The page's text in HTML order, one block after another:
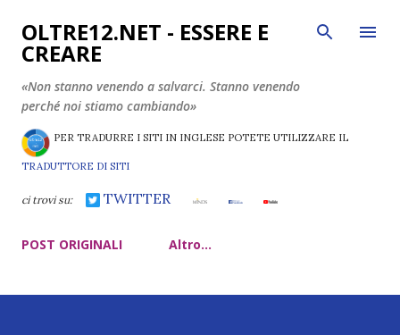
Passa ai contenuti principali
OLTRE12.NET - ESSERE E
CREARE
«Non stanno venendo a salvarci. Stanno venendo
perché noi stiamo cambiando»
PER TRADURRE I SITI IN INGLESE POTETE UTILIZZARE IL
TRADUTTORE DI SITI
ci trovi su: TWITTER
POST ORIGINALI Altro…